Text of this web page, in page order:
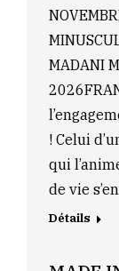
MADANI
! Celui
qui
de vie
Détails